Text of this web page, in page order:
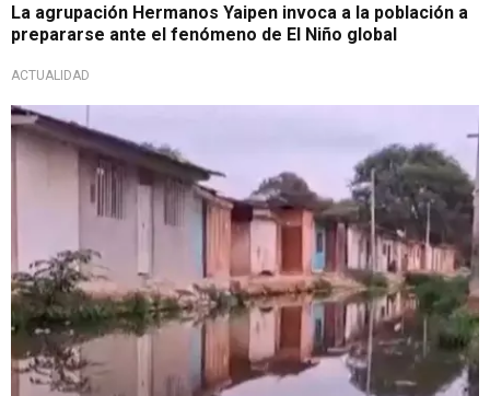
La agrupación Hermanos Yaipen invoca a la población a
prepararse ante el fenómeno de El Niño global
ACTUALIDAD
Insalubre